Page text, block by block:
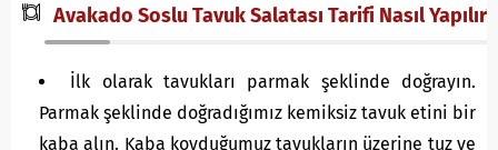
Avakado Soslu Tavuk Salatası Tarifi Nasıl Yapılır?
İlk olarak tavukları parmak şeklinde doğrayın.
Parmak şeklinde doğradığımız kemiksiz tavuk etini bir
kaba alın. Kaba koyduğumuz tavukların üzerine tuz ve